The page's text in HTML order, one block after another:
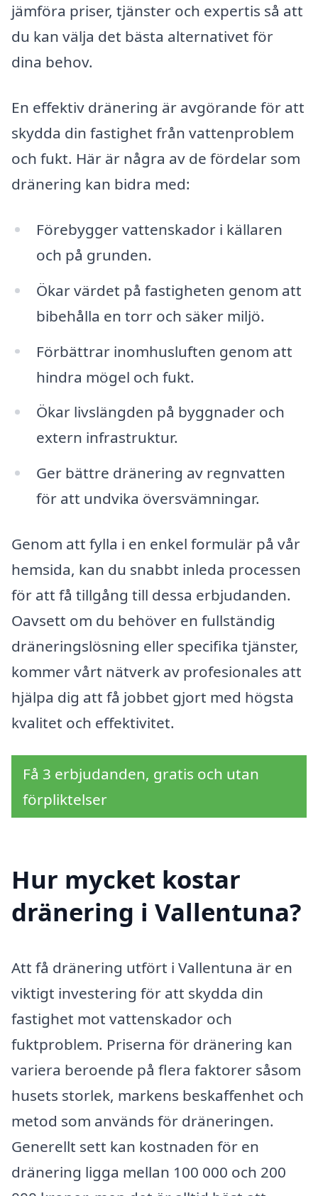
jämföra priser, tjänster och expertis så att
du kan välja det bästa alternativet för
dina behov.
En effektiv dränering är avgörande för att
skydda din fastighet från vattenproblem
och fukt. Här är några av de fördelar som
dränering kan bidra med:
Förebygger vattenskador i källaren
och på grunden.
Ökar värdet på fastigheten genom att
bibehålla en torr och säker miljö.
Förbättrar inomhusluften genom att
hindra mögel och fukt.
Ökar livslängden på byggnader och
extern infrastruktur.
Ger bättre dränering av regnvatten
för att undvika översvämningar.
Genom att fylla i en enkel formulär på vår
hemsida, kan du snabbt inleda processen
för att få tillgång till dessa erbjudanden.
Oavsett om du behöver en fullständig
dräneringslösning eller specifika tjänster,
kommer vårt nätverk av profesionales att
hjälpa dig att få jobbet gjort med högsta
kvalitet och effektivitet.
Få 3 erbjudanden, gratis och utan
förpliktelser
Hur mycket kostar
dränering i Vallentuna?
Att få dränering utfört i Vallentuna är en
viktigt investering för att skydda din
fastighet mot vattenskador och
fuktproblem. Priserna för dränering kan
variera beroende på flera faktorer såsom
husets storlek, markens beskaffenhet och
metod som används för dräneringen.
Generellt sett kan kostnaden för en
dränering ligga mellan 100 000 och 200